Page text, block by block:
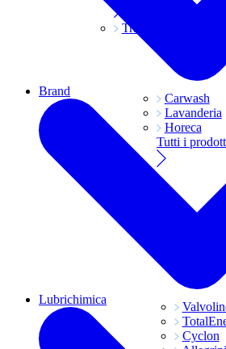
Trasmissioni
Carwash
Lavanderia
Horeca
Tutti i
Brand
Cyclon
Lubrichimica